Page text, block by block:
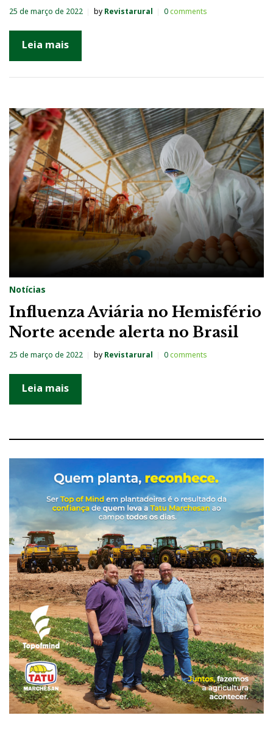
25 de março de 2022 by Revistarural 0comments
Leia mais
Notícias
Influenza Aviária no Hemisfério
Norte acende alerta no Brasil
25 de março de 2022 by Revistarural 0comments
Leia mais